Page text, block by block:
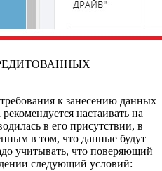
к занесению данных
настаивать на
в его присутствии, в
в том, что данные будут
учитывать, что поверяющий
следующий условий: